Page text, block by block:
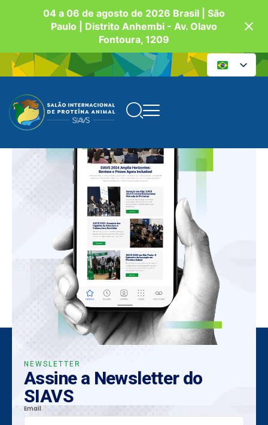
04 a 06 de agosto de 2026 Brasil | São
Paulo | Distrito Anhembi - Av. Olavo
Fontoura, 1209
NEWSLETTER
Assine a Newsletter do
SIAVS
Email